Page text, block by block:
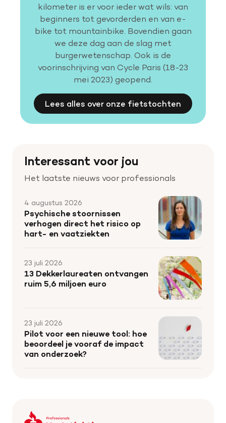
kilometer is er voor ieder wat wils: van
beginners tot gevorderden en van e-
bike tot mountainbike. Bovendien gaan
we deze dag aan de slag met
burgerwetenschap. Ook is de
voorinschrijving van Cycle Paris (18-23
mei 2023) geopend.
Lees alles over onze fietstochten
Interessant voor jou
Het laatste nieuws voor professionals
4 augustus 2026
Psychische stoornissen
verhogen direct het risico op
hart- en vaatziekten
23 juli 2026
13 Dekkerlaureaten ontvangen
ruim 5,6 miljoen euro
23 juli 2026
Pilot voor een nieuwe tool: hoe
beoordeel je vooraf de impact
van onderzoek?
Keer